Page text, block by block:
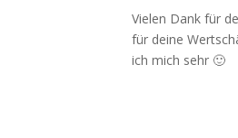
Vielen Dank für
für deine
ich mich sehr 🙂